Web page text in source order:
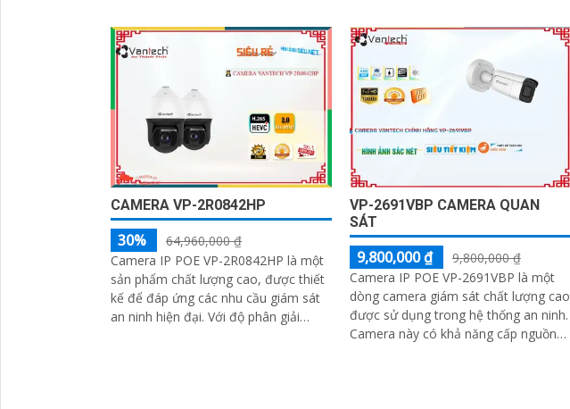
120db, camera...
CAMERA VP-2R0842HP
30%
64,960,000 ₫
Camera IP POE VP-2R0842HP là một
sản phẩm chất lượng cao, được thiết
kế để đáp ứng các nhu cầu giám sát
an ninh hiện đại. Với độ phân giải
VP-2691VBP CAMERA QUAN
SÁT
9,800,000 ₫
9,800,000 ₫
Camera IP POE VP-2691VBP là một
dòng camera giám sát chất lượng cao
được sử dụng trong hệ thống an ninh.
Camera này có khả năng cấp nguồn